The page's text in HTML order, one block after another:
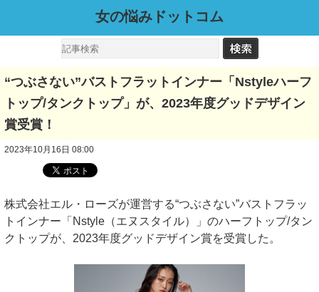
女の悩みドットコム
“つぶさない”バストフラットインナー「Nstyleハーフ
トップ/タンクトップ」が、2023年度グッドデザイン
賞受賞！
2023年10月16日 08:00
株式会社エル・ローズが運営する“つぶさない”バストフラッ
トインナー「Nstyle（エヌスタイル）」のハーフトップ/タン
クトップが、2023年度グッドデザイン賞を受賞した。